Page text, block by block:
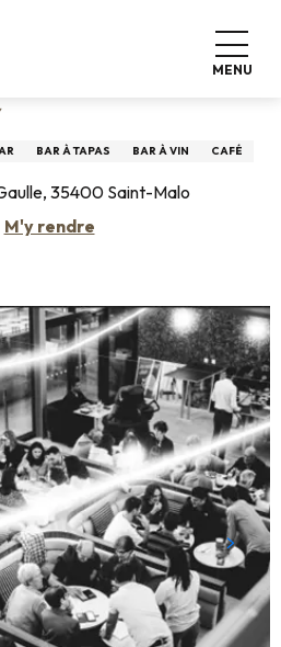
MENU
nous
BAR À TAPAS BAR À VIN CAFÉ
35400 Saint-Malo
M'y rendre